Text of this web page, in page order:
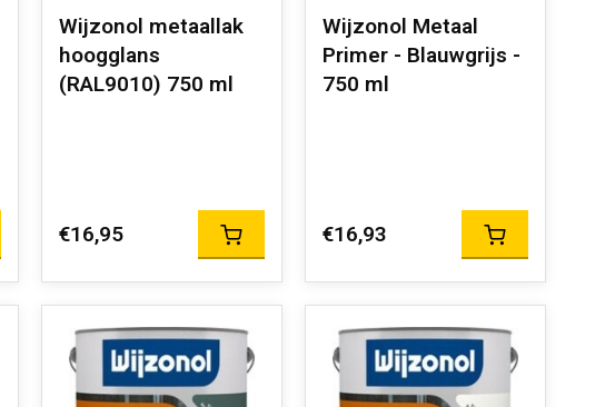
Wijzonol metaallak
hoogglans
(RAL9010) 750 ml
€16,95
Wijzonol Metaal
Primer - Blauwgrijs -
750 ml
€16,93